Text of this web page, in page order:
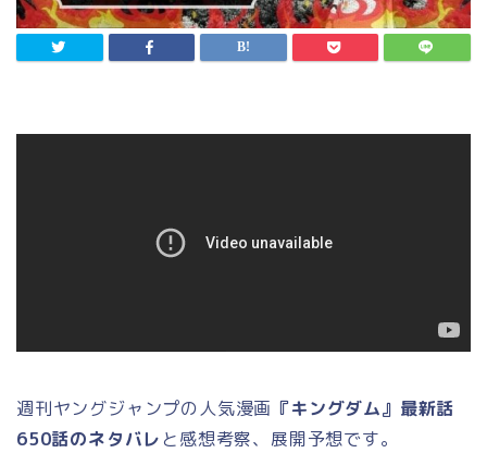
週刊ヤングジャンプの人気漫画 『キングダム』最新話
650話のネタバレと感想考察、展開予想です。